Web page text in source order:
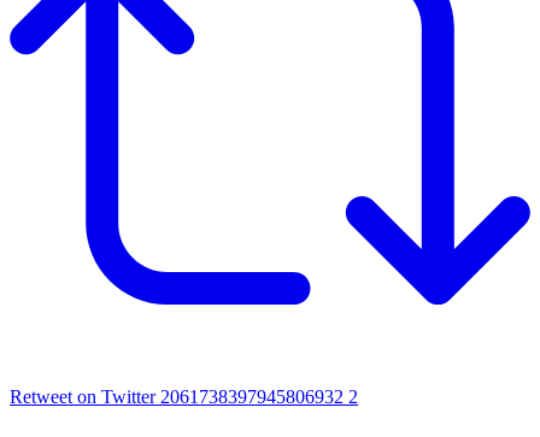
Retweet on Twitter 2061738397945806932 2